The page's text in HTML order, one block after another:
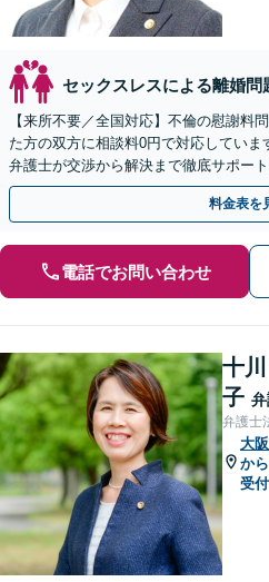
セックスレスによる離婚問
【来所不要／全国対応】不倫の慰謝料
た方の双方に相談料0円で対応してい
弁護士が交渉から解決まで徹底サポー
手金の返還保証もありますので安心し
料金表を
電話でお問い合わせ
十
子
弁護士
大
か
受